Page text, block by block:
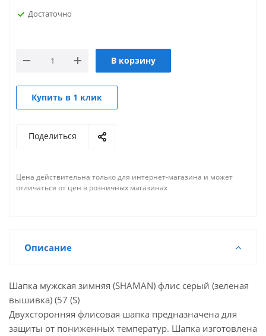
Достаточно
В корзину
Купить в 1 клик
Поделиться
Цена действительна только для интернет-магазина и может
отличаться от цен в розничных магазинах
Описание
Шапка мужская зимняя (SHAMAN) флис серый (зеленая
вышивка) (57 (S)
Двухсторонняя флисовая шапка предназначена для
защиты от пониженных температур. Шапка изготовлена